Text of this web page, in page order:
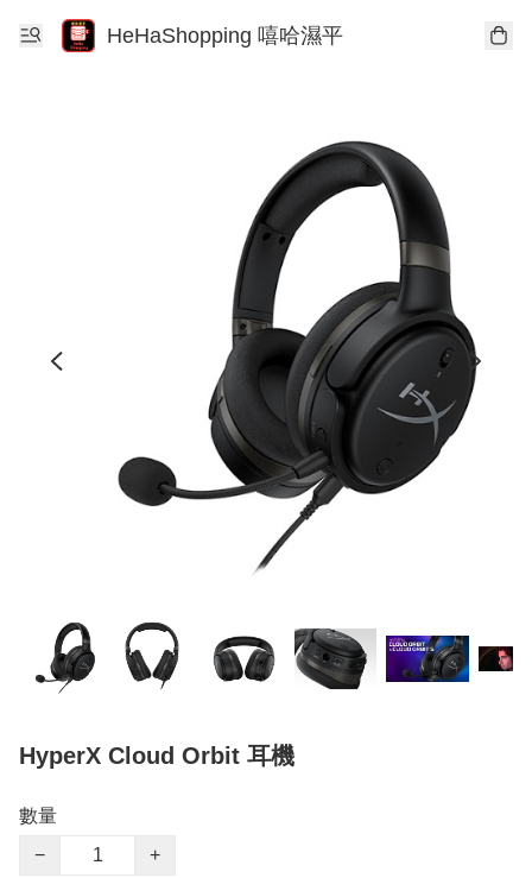
HeHaShopping 嘻哈濕平
HyperX Cloud Orbit 耳機
數量
−
+